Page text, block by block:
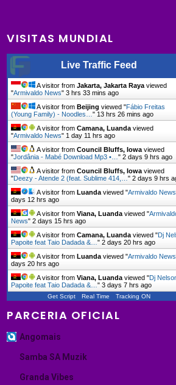
VISITAS MUNDIAL
Live Traffic Feed
A visitor fromJakarta, Jakarta Raya viewed
"Armivaldo News"3 hrs 34 mins ago
A visitor from Beijing viewed "Fábio Freitas
(Young Family) - Noodles…" 13 hrs 26 mins ago
A visitor fromCamana, Luanda viewed
"Armivaldo News" 1 day 11 hrs ago
A visitor fromCouncil Bluffs, Iowa viewed
"Jordânia - Mabé Download Mp3 •…"2 days 9 hrs ago
A visitor fromCouncil Bluffs, Iowa viewed
"Deezy - Atende 2 (feat. Sublime 414,…"2 days 9 hrs
A visitor from Luanda viewed "Armivaldo News
days 12 hrs ago
A visitor fromViana, Luanda viewed "
News"2 days 15 hrs ago
A visitor fromCamana, Luanda viewed "Dj
Papoite feat Taio Dadada &…"2 days 20 hrs ago
A visitor from Luanda viewed "Armivaldo News
days 20 hrs ago
A visitor fromViana, Luanda viewed "Dj
Papoite feat Taio Dadada &…"3 days 7 hrs ago
Get Script Real Time Tracking ON
PARCERIA OFICIAL
Angomais
Samba SA Muzik
Granda Vibes